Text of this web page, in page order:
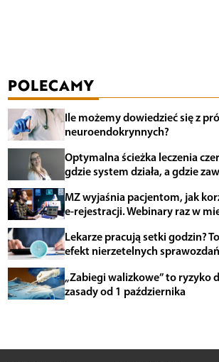
POLECAMY
Ile możemy dowiedzieć się z
neuroendokrynnych?
Optymalna ścieżka leczenia
gdzie system działa, a gdzie
MZ wyjaśnia pacjentom, jak
e-rejestracji. Webinary raz w
Lekarze pracują setki godzin?
efekt nierzetelnych sprawozdań
„Zabiegi walizkowe” to ryzyko
zasady od 1 października